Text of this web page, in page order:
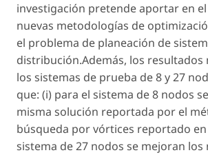
investigación pretende aportar en
nuevas metodologías de
el problema de planeación de
distribución.Además, los resultados
los sistemas de prueba de 8 y 27
que: (i) para el sistema de 8 nodos
misma solución reportada por el
búsqueda por vórtices reportado en
sistema de 27 nodos se mejoran los